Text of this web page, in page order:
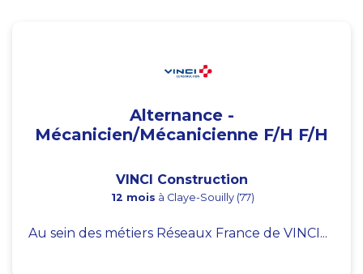
Alternance -
Mécanicien/Mécanicienne F/H F/H
VINCI Construction
12 mois à Claye-Souilly (77)
Au sein des métiers Réseaux France de VINCI...